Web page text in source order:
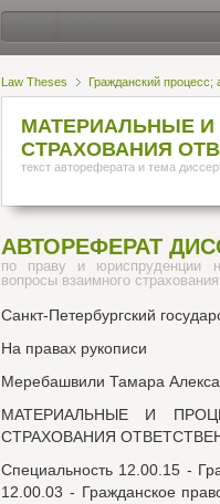
Law Theses Гражданский
МАТЕРИАЛЬНЫЕ
СТРАХОВАНИЯ
текст автореферата и тема
АВТОРЕФЕРАТ
по праву и юриспруденции
вопросы взаимного
Санкт-Петербургский
На правах рукописи
Меребашвили Тамара
МАТЕРИАЛЬНЫЕ И
СТРАХОВАНИЯ
Специальность 12.00.15 -
12.00.03 - Гражданское